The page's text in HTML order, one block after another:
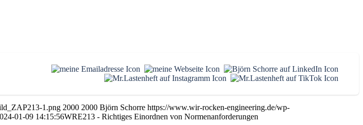
1.png 2000 2000 Björn Schorre https://www.wir-rocken-engineering.de/wp-
01-09 14:15:56WRE213 - Richtiges Einordnen von Normenanforderungen